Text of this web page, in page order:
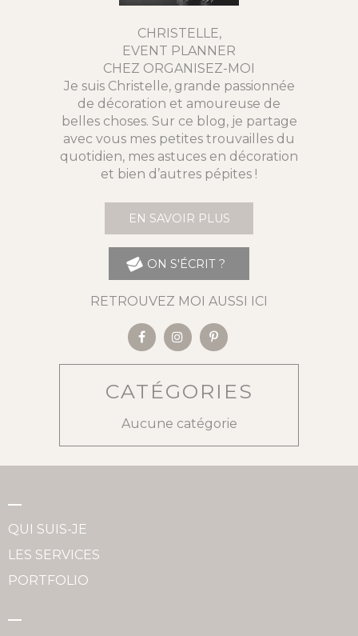
CHRISTELLE,
EVENT PLANNER
CHEZ ORGANISEZ-MOI
Je suis Christelle, grande passionnée
de décoration et amoureuse de
belles choses. Sur ce blog, je partage
avec vous mes petites trouvailles du
quotidien, mes astuces en décoration
et bien d’autres pépites !
EN SAVOIR PLUS
ON S'ÉCRIT ?
RETROUVEZ MOI AUSSI ICI
CATÉGORIES
Aucune catégorie
QUI SUIS-JE
LES SERVICES
PORTFOLIO